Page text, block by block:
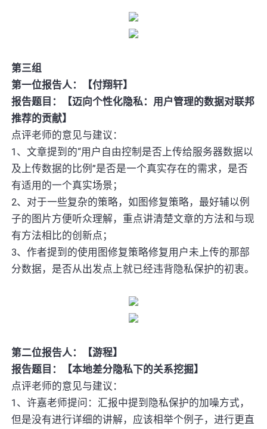
第三组
第一位报告人：【付翔轩】
报告题目：【迈向个性化隐私：用户管理的数据对联邦
推荐的贡献】
点评老师的意见与建议：
1、文章提到的“用户自由控制是否上传给服务器数据以
及上传数据的比例”是否是一个真实存在的需求，是否
有适用的一个真实场景；
2、对于一些复杂的策略，如图修复策略，最好辅以例
子的图片方便听众理解，重点讲清楚文章的方法和与现
有方法相比的创新点；
3、作者提到的使用图修复策略修复用户未上传的那部
分数据，是否从出发点上就已经违背隐私保护的初衷。
第二位报告人：【游程】
报告题目：【本地差分隐私下的关系挖掘】
点评老师的意见与建议：
1、许嘉老师提问：汇报中提到隐私保护的加噪方式，
但是没有进行详细的讲解，应该相举个例子，进行更直